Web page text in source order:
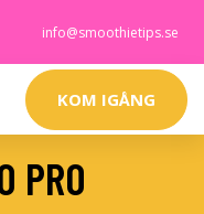
info@smoothietips.se
KOM IGÅNG
PRO